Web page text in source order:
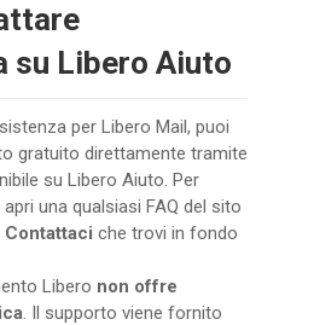
su Libero Aiuto
per Libero Mail, puoi
gratuito direttamente tramite
su Libero Aiuto. Per
una qualsiasi FAQ del sito
Contattaci che trovi in fondo
Libero non offre
. Il supporto viene fornito